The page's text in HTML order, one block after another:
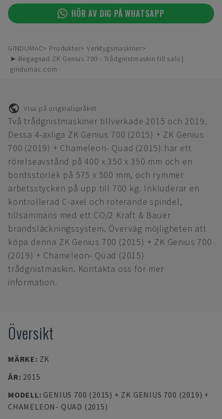
HÖR AV DIG PÅ WHATSAPP
GINDUMAC Produkter
Verktygsmaskiner
➤ Begagnad ZK Genius 700 - Trådgnistmaskin till salu |
gindumac.com
Visa på originalspråket
Två trådgnistmaskiner tillverkade 2015 och 2019.
Dessa 4-axliga ZK Genius 700 (2015) + ZK Genius
700 (2019) + Chameleon- Quad (2015) har ett
rörelseavstånd på 400 x 350 x 350 mm och en
bordsstorlek på 575 x 500 mm, och rymmer
arbetsstycken på upp till 700 kg. Inkluderar en
kontrollerad C-axel och roterande spindel,
tillsammans med ett CO/2 Kraft & Bauer
brandsläckningssystem. Överväg möjligheten att
köpa denna ZK Genius 700 (2015) + ZK Genius 700
(2019) + Chameleon- Quad (2015)
trådgnistmaskin. Kontakta oss för mer
information.
Översikt
MÄRKE: ZK
ÅR: 2015
MODELL: GENIUS 700 (2015) + ZK GENIUS 700 (2019) +
CHAMELEON- QUAD (2015)